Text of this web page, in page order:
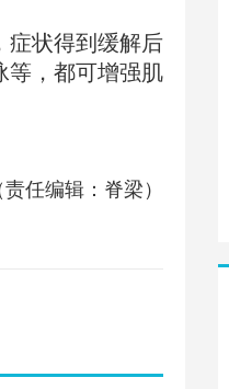
状得到缓解后
等，都可增强肌
责任编辑：脊梁）